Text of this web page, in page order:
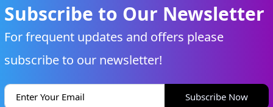
Subscribe to Our Newsletter
For frequent updates and offers please
subscribe to our newsletter!
Subscribe Now